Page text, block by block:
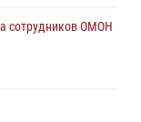
сотрудников ОМОН